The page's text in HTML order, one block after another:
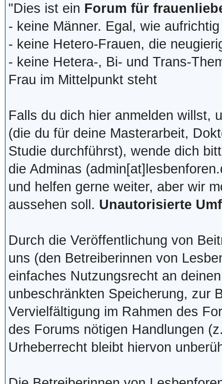
"Dies ist ein Forum für
- keine Männer. Egal, wie
- keine Hetero-Frauen, die
- keine Hetera-, Bi- und Trans-
Frau im Mittelpunkt steht
Falls du dich hier anmelden willst,
(die du für deine Masterarbeit,
Studie durchführst), wende dich
die Adminas
und helfen gerne weiter, aber wir
aussehen soll. Unautorisierte
Durch die Veröffentlichung von
uns (den Betreiberinnen von
einfaches Nutzungsrecht an
unbeschränkten Speicherung, zur
Vervielfältigung im Rahmen des
des Forums nötigen Handlungen
Urheberrecht bleibt hiervon